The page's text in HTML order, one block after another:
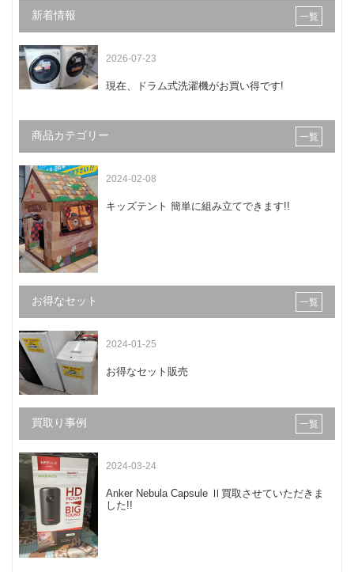
新着情報 一覧
2026-07-23
現在、ドラム式洗濯機がお買い得です!
商品カテゴリー 一覧
2024-02-08
キッズテント 簡単に組み立てできます!!
お得なセット 一覧
2024-01-25
お得なセット販売
買取り事例 一覧
2024-03-24
Anker Nebula Capsule Ⅱ買取させていただきま
した!!